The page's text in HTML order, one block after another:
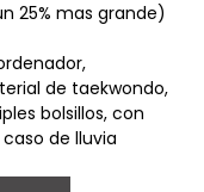
25% mas grande)
de taekwondo,
bolsillos, con
de lluvia